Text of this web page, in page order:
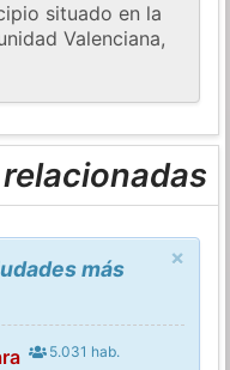
situado en la
Valenciana,
×
más
5.031 hab.